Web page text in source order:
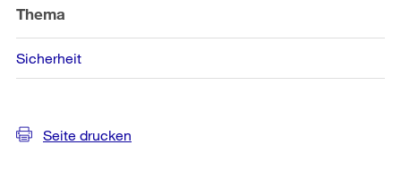
Thema
Sicherheit
Seite drucken